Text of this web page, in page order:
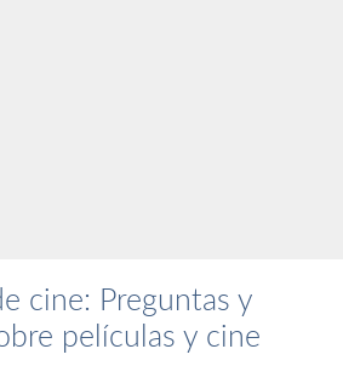
cine: Preguntas y
películas y cine